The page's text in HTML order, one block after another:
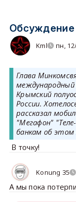
Обсуждение
Kml пн,
Глава
международный
Крымский
России.
рассказал
"Мегафон"
банкам об этом
В точку!
Konung 35
А мы пока